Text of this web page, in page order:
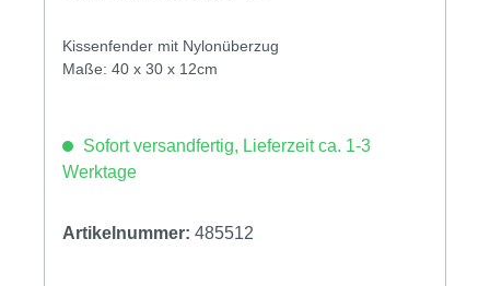
Kissenfender mit Nylonüberzug
Maße: 40 x 30 x 12cm
Sofort versandfertig, Lieferzeit ca. 1-3
Werktage
Artikelnummer: 485512